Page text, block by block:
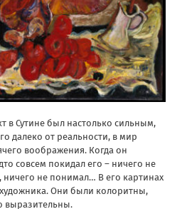
в Сутине был настолько сильным,
далеко от реальности, в мир
воображения. Когда он
совсем покидал его – ничего не
ничего не понимал… В его картинах
Они были колоритны,
выразительны.